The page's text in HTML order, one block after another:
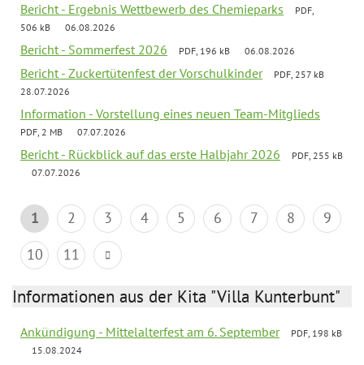
Bericht - Ergebnis Wettbewerb des Chemieparks
PDF,
506 kB
06.08.2026
Bericht - Sommerfest 2026 PDF, 196 kB 06.08.2026
Bericht - Zuckertütenfest der Vorschulkinder
PDF, 257 kB
28.07.2026
Information - Vorstellung eines neuen Team-Mitglieds
PDF, 2 MB 07.07.2026
Bericht - Rückblick auf das erste Halbjahr 2026
PDF, 255 kB
07.07.2026
1 2 3 4 5 6 7 8
9
10
11
Informationen aus der Kita "Villa Kunterbunt"
Ankündigung - Mittelalterfest am 6. September
PDF, 198 kB
15.08.2024